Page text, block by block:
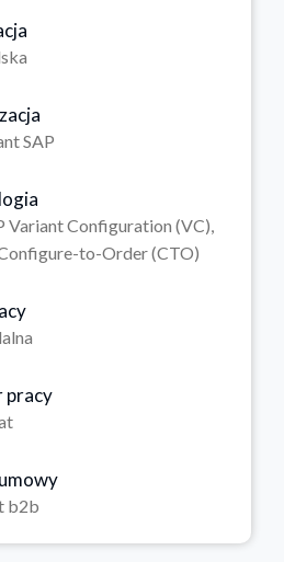
SAP
Variant Configuration (VC),
to-Order (CTO)
pracy
b2b